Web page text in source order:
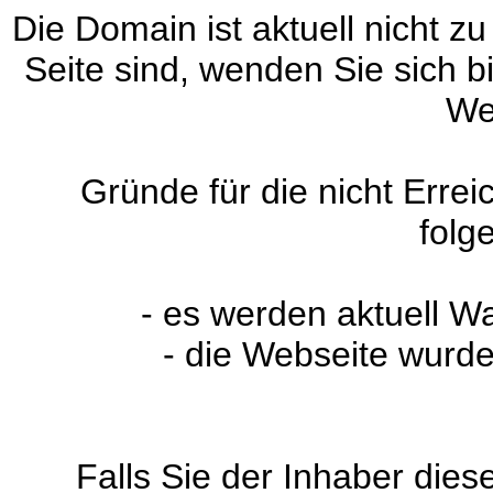
Die Domain ist aktuell nicht
Seite sind, wenden Sie sich
Gründe für die nicht
- es werden aktuell
- die Webseite
Falls Sie der Inhaber